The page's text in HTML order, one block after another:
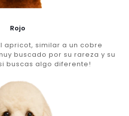
Rojo
apricot, similar a un cobre
buscado por su rareza y su
buscas algo diferente!